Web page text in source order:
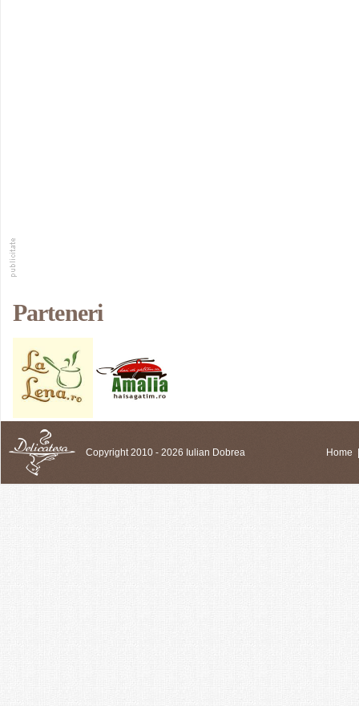
Parteneri
Copyright 2010 - 2026 Iulian Dobrea Home |